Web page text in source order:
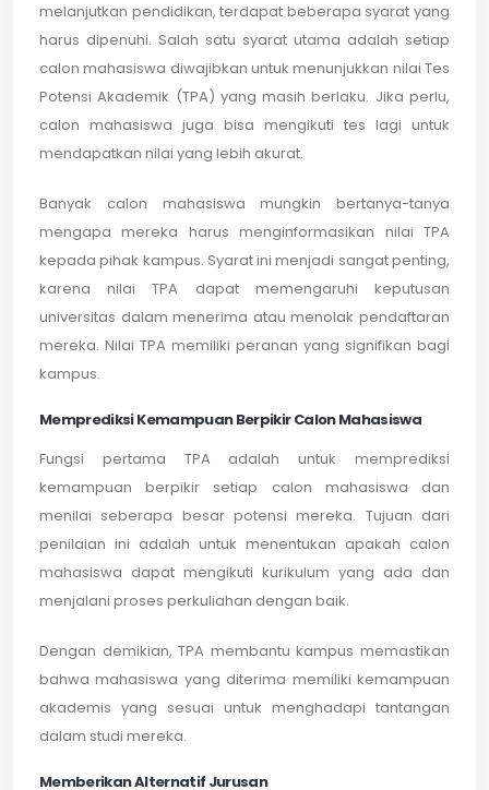
melanjutkan pendidikan, terdapat beberapa syarat yang
harus dipenuhi. Salah satu syarat utama adalah setiap
calon mahasiswa diwajibkan untuk menunjukkan nilai Tes
Potensi Akademik (TPA) yang masih berlaku. Jika perlu,
calon mahasiswa juga bisa mengikuti tes lagi untuk
mendapatkan nilai yang lebih akurat.
Banyak calon mahasiswa mungkin bertanya-tanya
mengapa mereka harus menginformasikan nilai TPA
kepada pihak kampus. Syarat ini menjadi sangat penting,
karena nilai TPA dapat memengaruhi keputusan
universitas dalam menerima atau menolak pendaftaran
mereka. Nilai TPA memiliki peranan yang signifikan bagi
kampus.
Memprediksi Kemampuan Berpikir Calon Mahasiswa
Fungsi pertama TPA adalah untuk memprediksi
kemampuan berpikir setiap calon mahasiswa dan
menilai seberapa besar potensi mereka. Tujuan dari
penilaian ini adalah untuk menentukan apakah calon
mahasiswa dapat mengikuti kurikulum yang ada dan
menjalani proses perkuliahan dengan baik.
Dengan demikian, TPA membantu kampus memastikan
bahwa mahasiswa yang diterima memiliki kemampuan
akademis yang sesuai untuk menghadapi tantangan
dalam studi mereka.
Memberikan Alternatif Jurusan